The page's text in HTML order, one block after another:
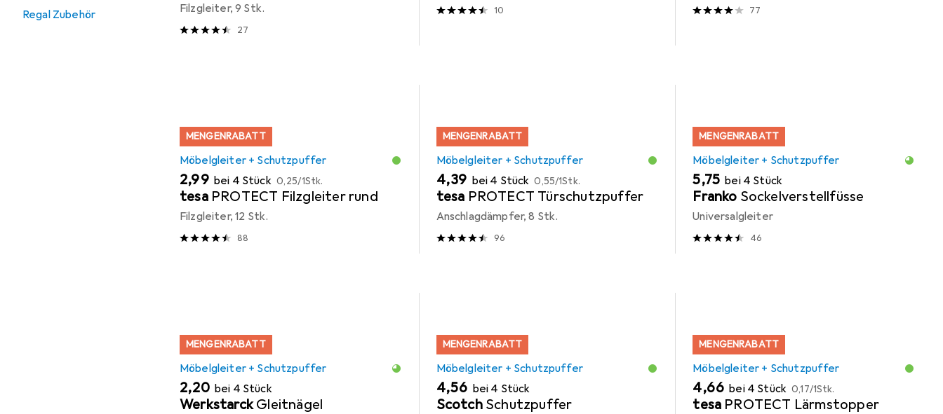
Regal Zubehör
Filzgleiter, 9 Stk.
27
10 77
MENGENRABATT
Möbelgleiter + Schutzpuffer
EUR
2,99 bei 4 Stück EUR
0,25/1Stk.
tesa PROTECT Filzgleiter rund
Filzgleiter, 12 Stk.
88
MENGENRABATT
Möbelgleiter + Schutzpuffer
EUR
4,39 bei 4 Stück EUR
0,55/1Stk.
tesa PROTECT Türschutzpuffer
Anschlagdämpfer, 8 Stk.
96
MENGENRABATT
Möbelgleiter + Schutzpuffer
EUR
5,75 bei 4 Stück
Franko Sockelverstellfüsse
Universalgleiter
46
MENGENRABATT
Möbelgleiter + Schutzpuffer
EUR
2,20 bei 4 Stück
Werkstarck Gleitnägel
MENGENRABATT
Möbelgleiter + Schutzpuffer
EUR
4,56 bei 4 Stück
Scotch Schutzpuffer
MENGENRABATT
Möbelgleiter + Schutzpuffer
EUR
4,66 bei 4 Stück EUR
0,17/1Stk.
tesa PROTECT Lärmstopper